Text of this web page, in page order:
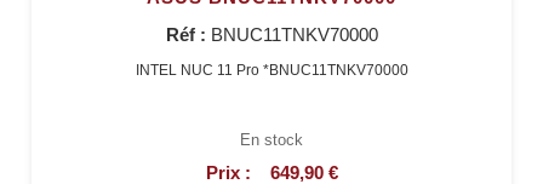
Réf : BNUC11TNKV70000
INTEL NUC 11 Pro *BNUC11TNKV70000
En stock
Prix : 649,90 €